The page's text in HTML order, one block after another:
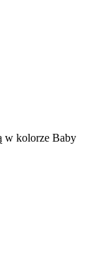
w kolorze Baby